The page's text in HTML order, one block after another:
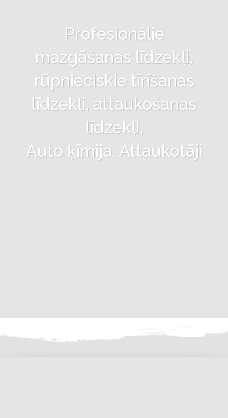
Profesionālie
mazgāšanas līdzekļi,
rūpnieciskie tīrīšanas
līdzekļi, attaukošanas
līdzekļi,
Auto ķīmija, Attaukotāji